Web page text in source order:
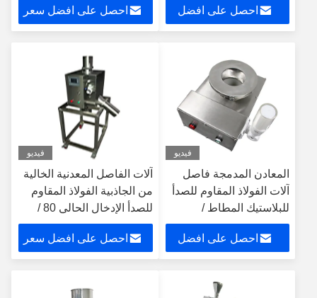
احصل على افضل احصل على افضل سعر
فيديو
المعادن المدمجة فاصل
آلات الفولاذ المقاوم للصدأ
للبلاستيك المطاط /
الكيميائية
احصل على افضل
فيديو
آلات الفاصل المعدنية الخالية
من الجاذبية الفولاذ المقاوم
للصدأ الإدخال الحالي 80 /
160ma
احصل على افضل سعر